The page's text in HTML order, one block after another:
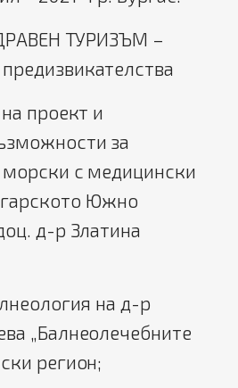
ТУРИЗЪМ –
проект и
за
морски с медицински
Южно
д-р Златина
на д-р
„Балнеолечебните
регион;